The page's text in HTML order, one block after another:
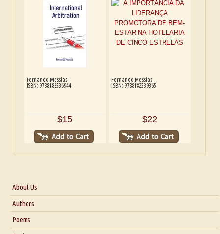
Fernando Messias
ISBN: 9788182536944
$15
Fernando Messias
ISBN: 9788182539365
$22
About Us
About Us
Blog
Authors
Poems